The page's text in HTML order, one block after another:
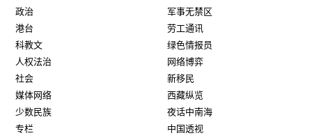
政治
港台
科教文
人权法治
社会
媒体网络
少数民族
专栏
军事无禁区
劳工通讯
绿色情报员
网络博弈
新移民
西藏纵览
夜话中南海
中国透视